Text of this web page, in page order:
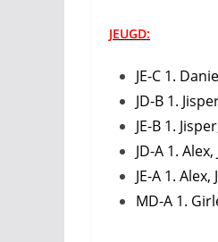
JEUGD:
JE-C 1.
JD-B 1.
JE-B 1.
JD-A 1.
JE-A 1. Alex,
MD-A 1.